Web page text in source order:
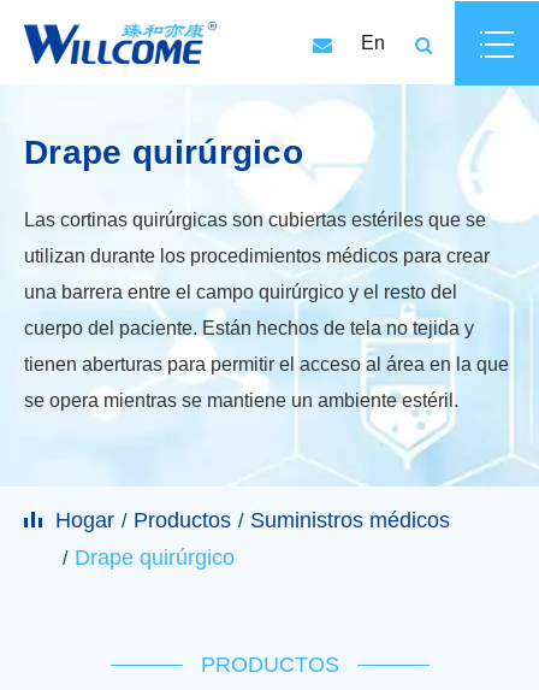
En
Drape quirúrgico
Las cortinas quirúrgicas son cubiertas estériles que se
utilizan durante los procedimientos médicos para crear
una barrera entre el campo quirúrgico y el resto del
cuerpo del paciente. Están hechos de tela no tejida y
tienen aberturas para permitir el acceso al área en la que
se opera mientras se mantiene un ambiente estéril.
Hogar Productos
Suministros médicos
Drape quirúrgico
PRODUCTOS